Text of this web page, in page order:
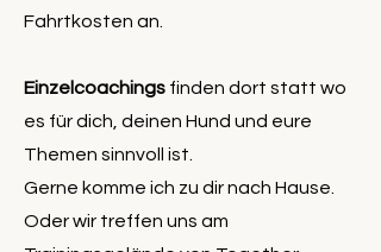
Fahrtkosten an.
Einzelcoachings finden dort statt wo
es für dich, deinen Hund und eure
Themen sinnvoll ist.
Gerne komme ich zu dir nach Hause.
Oder wir treffen uns am